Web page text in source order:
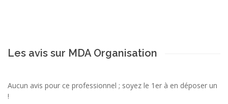
Les avis sur MDA Organisation
Aucun avis pour ce professionnel ; soyez le 1er à en déposer un
!